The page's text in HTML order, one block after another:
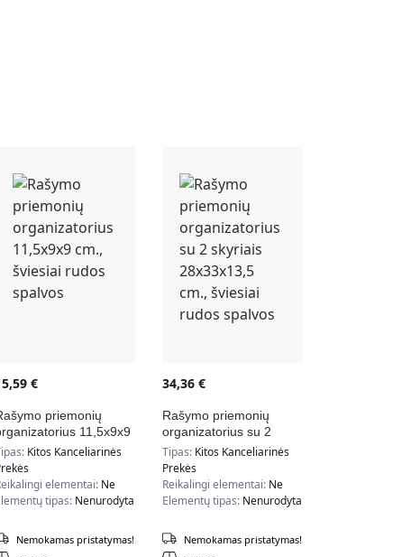
€
priemonių
11,5x9x9
šviesiai rudos
Kitos Kanceliarinės
elementai: Ne
tipas: Nenurodyta
Nemokamas pristatymas!
34,36 €
Rašymo priemonių
organizatorius su 2
skyriais 28x33x13,5
cm., šviesiai rudos
spalvos
Tipas: Kitos Kanceliarinės
Prekės
Reikalingi elementai: Ne
Elementų tipas: Nenurodyta
Nemokamas pristatymas!